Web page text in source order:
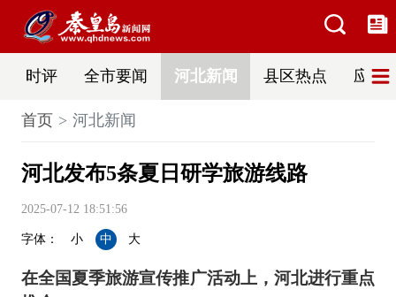
时评 全市要闻 河北新闻 县区热点 应急
首页 河北新闻
河北发布5条夏日研学旅游线路
2025-07-12 18:51:56
字体： 小 中 大
在全国夏季旅游宣传推广活动上，河北进行重点